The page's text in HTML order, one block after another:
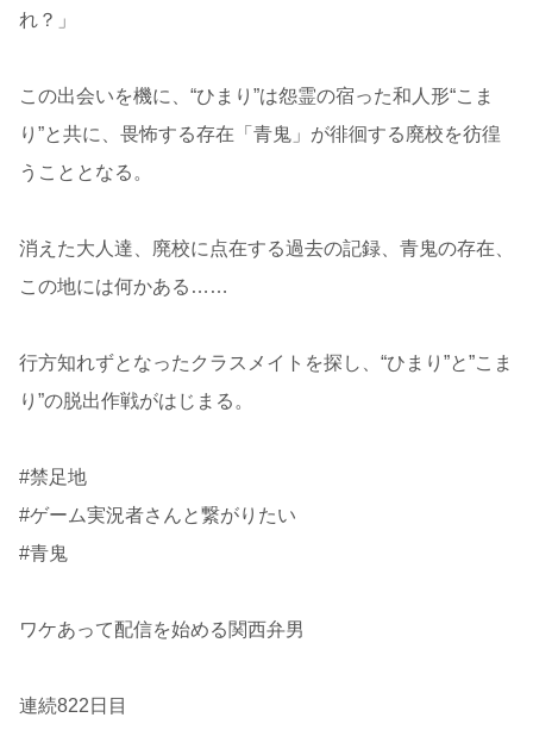
れ？」
この出会いを機に、“ひまり”は怨霊の宿った和人形“こま
り”と共に、畏怖する存在「青鬼」が徘徊する廃校を彷徨
うこととなる。
消えた大人達、廃校に点在する過去の記録、青鬼の存在、
この地には何かある……
行方知れずとなったクラスメイトを探し、“ひまり”と”こま
り”の脱出作戦がはじまる。
#禁足地
#ゲーム実況者さんと繋がりたい
#青鬼
ワケあって配信を始める関西弁男
連続822日目